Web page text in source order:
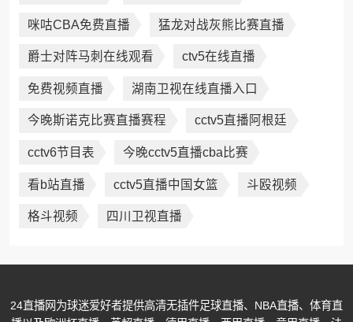
咪咕CBA免费直播 猛龙对战灰熊比赛直播
爵士对阵马刺在线观看 ctv5在线直播
免费视频直播 湖南卫视在线直播入口
今晚斯诺克比赛直播赛程 cctv5直播阿根廷
cctv6节目表 今晚cctv5直播cba比赛
看b站直播 cctv5直播中国女篮 斗殴视频
格斗视频 四川卫视直播
24直播网为球迷爱好者提供高清无插件足球直播、NBA直播、体育直